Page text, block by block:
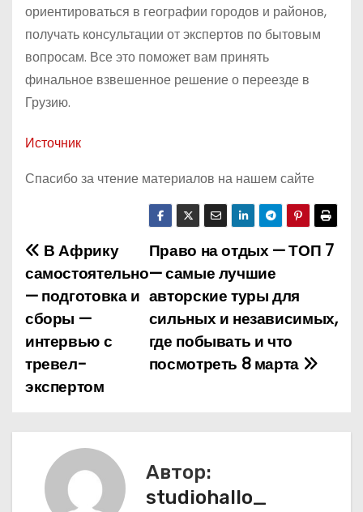
ориентироваться в географии городов и районов,
получать консультации от экспертов по бытовым
вопросам. Все это поможет вам принять
финальное взвешенное решение о переезде в
Грузию.
Источник
Спасибо за чтение материалов на нашем сайте
Н
а
в
и
г
а
Право на отдых — ТОП 7
— самые лучшие
авторские туры для
сильных и независимых,
где побывать и что
посмотреть 8 марта
В Африку
самостоятельно
— подготовка и
сборы —
интервью с
тревел-
экспертом
Автор:
studiohallo_